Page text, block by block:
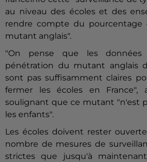
au niveau des écoles et des
rendre compte du pourcentage
mutant anglais".
"On pense que les données
pénétration du mutant anglais
sont pas suffisamment claires
fermer les écoles en France",
soulignant que ce mutant "n'est
les enfants".
Les écoles doivent rester
nombre de mesures de
strictes que jusqu'à